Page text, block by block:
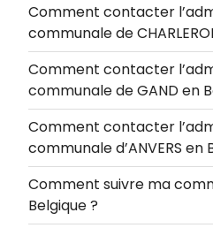
Comment contacter
communale de
Comment contacter
communale de GAND en
Comment contacter
communale d’ANVERS en
Comment suivre ma
Belgique ?